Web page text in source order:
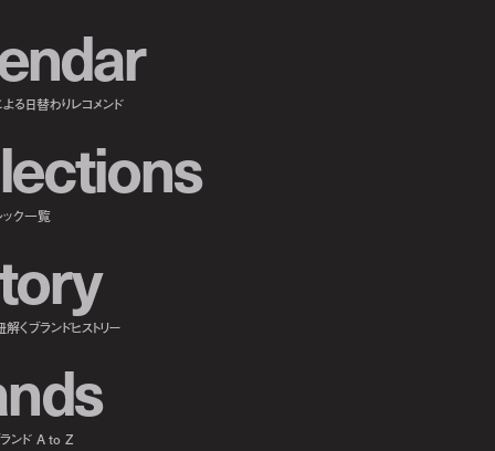
ndar
る日替わりレコメンド
ections
ック一覧
ory
くブランドヒストリー
nds
ランド A to Z